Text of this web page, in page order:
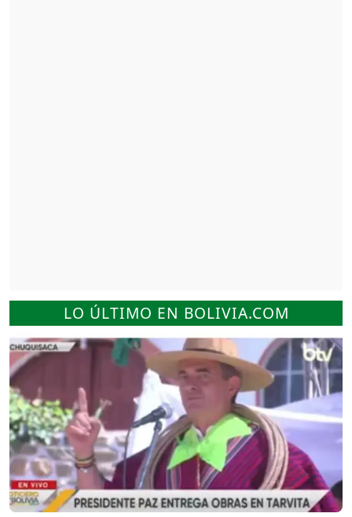
LO ÚLTIMO EN BOLIVIA.COM